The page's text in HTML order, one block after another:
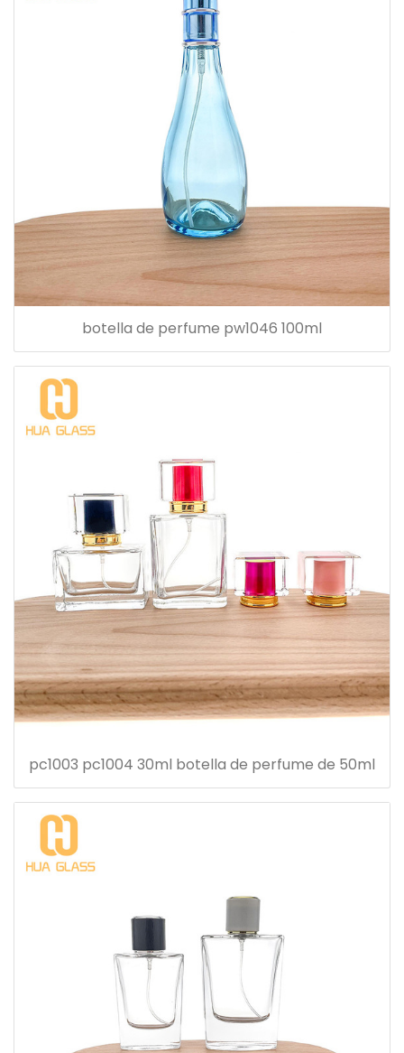
botella de perfume pw1046 100ml
pc1003 pc1004 30ml botella de perfume de 50ml